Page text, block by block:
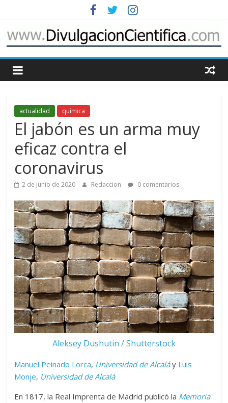
contenido
Cosas
con
divulgación
ciencia
actualidad química
El jabón es un arma muy
eficaz contra el
coronavirus
2 de junio de 2020 Redaccion 0 comentarios
Aleksey Dushutin / Shutterstock
Manuel Peinado Lorca, Universidad de Alcaláy Luis
Monje, Universidad de Alcalá
En 1817, la Real Imprenta de Madrid publicó la Memoria